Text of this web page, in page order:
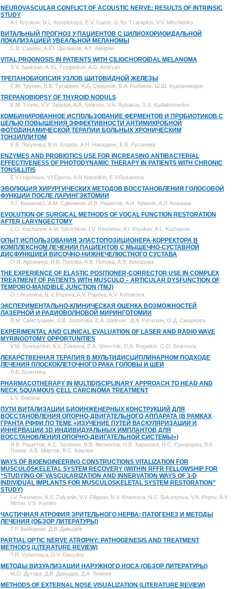
NEUROVASCULAR CONFLICT OF ACOUSTIC NERVE: RESULTS OF INTRINSIC
STUDY
A.I. Kryukov, N.L. Kunelskaya, E.V. Garov, G.Yu. Tzarapkin, V.V. Mischenko
ВИТАЛЬНЫЙ ПРОГНОЗ У ПАЦИЕНТОВ С ЦИЛИОХОРИОИДАЛЬНОЙ
ЛОКАЛИЗАЦИЕЙ УВЕАЛЬНОЙ МЕЛАНОМЫ
С.В. Саакян, А.Ю. Цыганков, А.Г. Амирян
VITAL PROGNOSIS IN PATIENTS WITH CILIOCHOROIDAL MELANOMA
S.V. Saakyan, A.Yu. Tzygankov, A.G. Amiryan
ТРЕПАНОБИОПСИЯ УЗЛОВ ЩИТОВИДНОЙ ЖЕЛЕЗЫ
Е.М. Трунин, В.В. Татаркин, А.А. Смирнов, В.А. Рыбаков, Ш.Ш. Кудлахмедов
TREPANOBIOPSY OF THYROID NODULS
E.M. Trunin, V.V. Tatarkin, A.A. Smirnov, V.A. Rybakov, S.S. Kudlakhmedov
КОМБИНИРОВАННОЕ ИСПОЛЬЗОВАНИЕ ФЕРМЕНТОВ И ПРОБИОТИКОВ С
ЦЕЛЬЮ ПОВЫШЕНИЯ ЭФФЕКТИВНОСТИ АНТИМИКРОБНОЙ
ФОТОДИНАМИЧЕСКОЙ ТЕРАПИИ БОЛЬНЫХ ХРОНИЧЕСКИМ
ТОНЗИЛЛИТОМ
Е.В. Логунова, В.И. Егоров, А.Н. Наседкин, Е.В. Русанова
ENZYMES AND PROBIOTICS USE FOR INCREASING ANTIBACTERIAL
EFFECTIVENESS OF PHOTODYNAMIC THERAPY IN PATIENTS WITH CHRONIC
TONSILLITIS
E.V.Logunova, V.I.Egorov, A.N.Nasedkin, E.V.Rusanova
ЭВОЛЮЦИЯ ХИРУРГИЧЕСКИХ МЕТОДОВ ВОССТАНОВЛЕНИЯ ГОЛОСОВОЙ
ФУНКЦИИ ПОСЛЕ ЛАРИНГЭКТОМИИ
Л.Г. Кожанов1, А.М. Сдвижков, И.В. Решетов, А.И. Крюков, А.Л. Кожанов
EVOLUTION OF SURGICAL METHODS OF VOCAL FUNCTION RESTORATION
AFTER LARYNGECTOMY
L.G. Kozhanov, A.M. Sdvizhkov, I.V. Reshetov, A.I. Kryukov, A.L. Kozhanov
ОПЫТ ИСПОЛЬЗОВАНИЯ ЭЛАСТОПОЗИЦИОНЕРА-КОРРЕКТОРА В
КОМПЛЕКСНОМ ЛЕЧЕНИИ ПАЦИЕНТОВ С МЫШЕЧНО-СУСТАВНОЙ
ДИСФУНКЦИЕЙ ВИСОЧНО-НИЖНЕЧЕЛЮСТНОГО СУСТАВА
О.И. Арсенина, Н.В. Попова, А.В. Попова, А.В. Комарова
THE EXPERIENCE OF ELASTIC POSITIONER-CORRECTOR USE IN COMPLEX
TREATMENT OF PATIENTS WITH MUSCULO – ARTICULAR DYSFUNCTION OF
TEMPORO-MANDIBLE JUNCTION (TMJ)
O.I. Arsenina, N.V. Popova, A.V. Popova, A.V. Komarova
ЭКСПЕРИМЕНТАЛЬНО-КЛИНИЧЕСКАЯ ОЦЕНКА ВОЗМОЖНОСТЕЙ
ЛАЗЕРНОЙ И РАДИОВОЛНОВОЙ МИРИНГОТОМИИ
В.М. Свистушкин, А.В. Золотова, Е.А. Шевчик , Д.А. Рогаткин, О.Д. Смирнова
EXPERIMENTAL AND CLINICAL EVALUATION OF LASER AND RADIO WAVE
MYRINGOTOMY OPPORTUNITIES
V.M. Svistushkin, A.V. Zolotova, E.A. Shevchik, D.A. Rogatkin, O.D. Smirnova
ЛЕКАРСТВЕННАЯ ТЕРАПИЯ В МУЛЬТИДИСЦИПЛИНАРНОМ ПОДХОДЕ
ЛЕЧЕНИЯ ПЛОСКОКЛЕТОЧНОГО РАКА ГОЛОВЫ И ШЕИ
Л.В. Болотина
PHARMACOTHERAPY IN MULTIDISCIPLINARY APPROACH TO HEAD AND
NECK SQUAMOUS CELL CARCINOMA TREATMENT
L.V. Bolotina
ПУТИ ВИТАЛИЗАЦИИ БИОИНЖЕНЕРНЫХ КОНСТРУКЦИЙ ДЛЯ
ВОССТАНОВЛЕНИЯ ОПОРНО-ДВИГАТЕЛЬНОГО АППАРАТА (В РАМКАХ
ГРАНТА РФФИ ПО ТЕМЕ «ИЗУЧЕНИЕ ПУТЕЙ ВАСКУЛЯРИЗАЦИИ И
ИННЕРВАЦИИ 3D ИНДИВИДУАЛЬНЫХ ИМПЛАНТОВ ДЛЯ
ВОССТАНОВЛЕНИЯ ОПОРНО-ДВИГАТЕЛЬНОЙ СИСТЕМЫ»)
И.В. Решетов, А.С. Залянин, В.В. Филиппов, Н.В. Харькова, Н.С. Сукорцева, В.К.
Попов, А.В. Миртов, В.С. Комлев
WAYS OF BIOENGINEERING CONSTRUCTIONS VITALIZATION FOR
MUSCULOSKELETAL SYSTEM RECOVERY (WITHIN RFFR FELLOWSHIP FOR
“STUDYING OF VASCULARIZATION AND INNERVATION WAYS OF 3-D
INDIVIDUAL IMPLANTS FOR MUSCULOSKELETAL SYSTEM RESTORATION”
STUDY)
I.V. Reshetov, A.S. Zalyanin, V.V. Filippov, N.V. Kharkova, N.S. Sukortzeva, V.K. Popov, A.V.
Mirtov, V.S. Komlev
ЧАСТИЧНАЯ АТРОФИЯ ЗРИТЕЛЬНОГО НЕРВА: ПАТОГЕНЕЗ И МЕТОДЫ
ЛЕЧЕНИЯ (ОБЗОР ЛИТЕРАТУРЫ)
Т.Р. Выборная, Д.В. Давыдов
PARTIAL OPTIC NERVE ATROPHY: PATHOGENESIS AND TREATMENT
METHODS (LITERATURE REVIEW)
T.R. Vybornaya, D.V. Davydov
МЕТОДЫ ВИЗУАЛИЗАЦИИ НАРУЖНОГО НОСА (ОБЗОР ЛИТЕРАТУРЫ)
М.О. Дутова, Д.В. Давыдов, Д.А. Лежнев
METHODS OF EXTERNAL NOSE VISUALIZATION (LITERATURE REVIEW)